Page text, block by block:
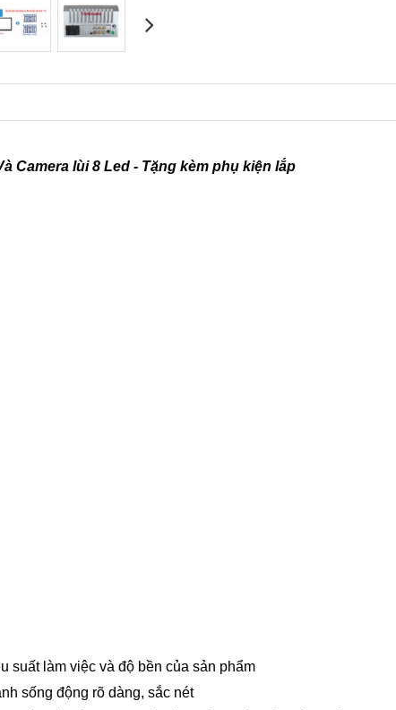
Camera lùi 8 Led - Tặng kèm phụ kiện lắp
suất làm việc và độ bền của sản phẩm
sống động rõ dàng, sắc nét